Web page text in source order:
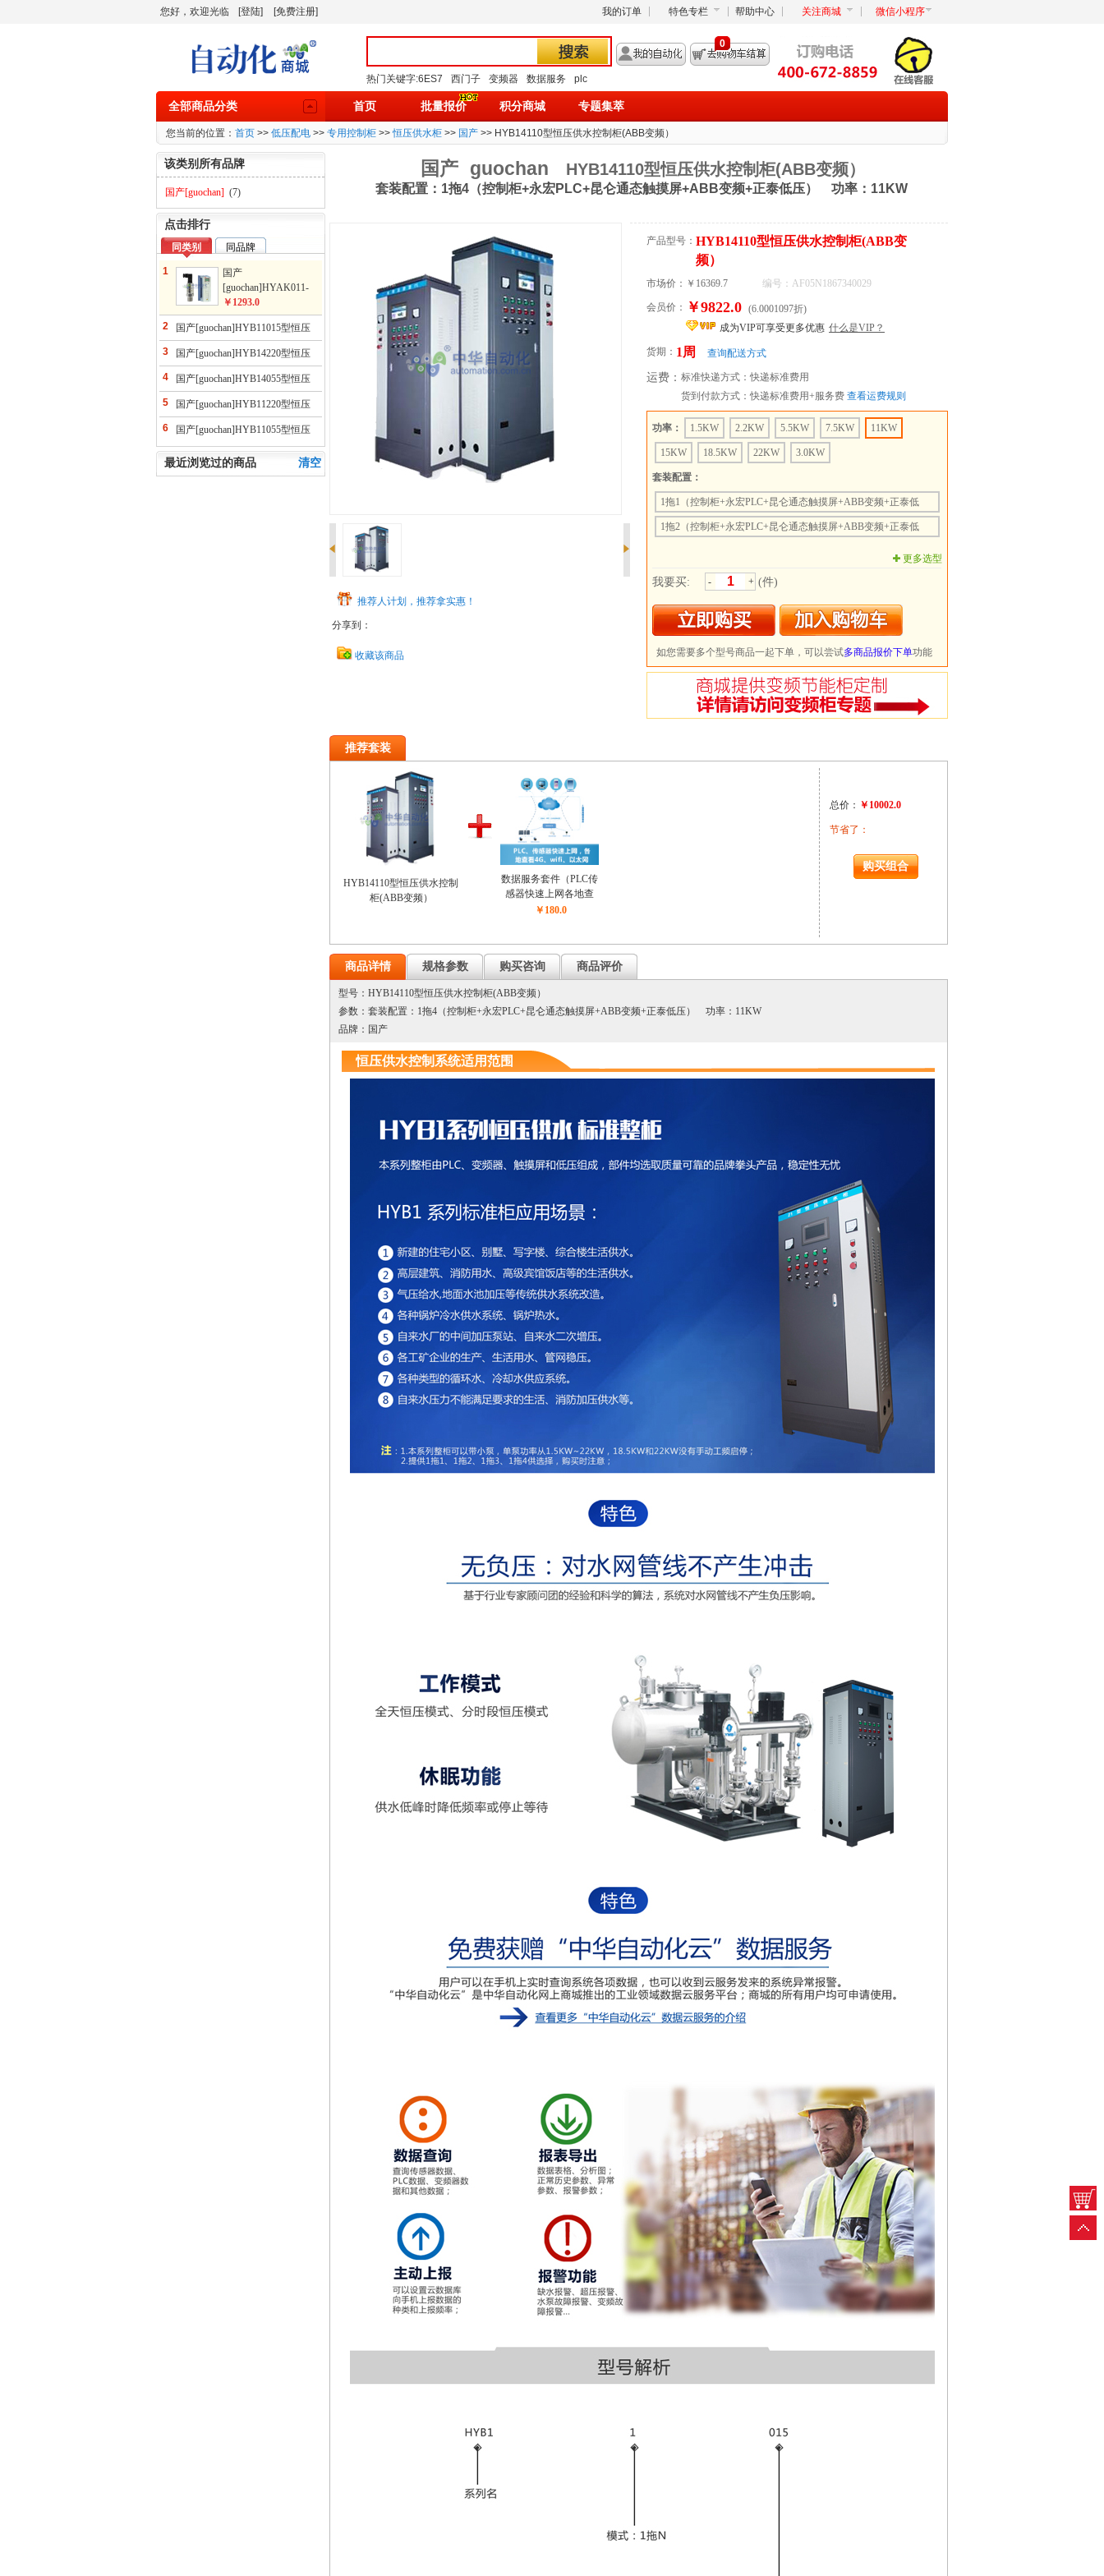
您好，欢迎光临 [登陆] [免费注册] 我的订单 特色专栏 帮助中心 关注商城 微信小程序
热门关键字:6ES7 西门子 变频器 数据服务 plc
0
全部商品分类 首页 批量报价 积分商城 专题集萃
您当前的位置： 首页 >> 低压配电 >> 专用控制柜 >>恒压供水柜 >> 国产 >> HYB14110型恒压供水控制柜(ABB变频）
国产 guochan HYB14110型恒压供水控制柜(ABB变频）
套装配置：1拖4（控制柜+永宏PLC+昆仑通态触摸屏+ABB变频+正泰低压） 功率：11KW
推荐人计划，推荐拿实惠！
分享到：
收藏该商品
产品型号： HYB14110型恒压供水控制柜(ABB变
频）
市场价： ￥16369.7 编号：AF05N1867340029
会员价： ￥9822.0 (6.0001097折)
成为VIP可享受更多优惠 什么是VIP？
货期： 1周 查询配送方式
运费： 标准快递方式：快递标准费用
货到付款方式：快递标准费用+服务费 查看运费规则
功率： 1.5KW 2.2KW 5.5KW 7.5KW 11KW
15KW 18.5KW 22KW 3.0KW
套装配置：
1拖1（控制柜+永宏PLC+昆仑通态触摸屏+ABB变频+正泰低
压）
1拖2（控制柜+永宏PLC+昆仑通态触摸屏+ABB变频+正泰低
1拖3（控制柜+永宏PLC+昆仑通态触摸屏+ABB变频+正泰低
1拖4（控制柜+永宏PLC+昆仑通态触摸屏+ABB变频+正泰低
压）
更多选型
我要买: - + (件)
如您需要多个型号商品一起下单，可以尝试多商品报价下单功能
推荐套装
HYB14110型恒压供水控制
柜(ABB变频）
数据服务套件（PLC传
感器快速上网各地查
看）
￥180.0
总价： ￥10002.0
节省了：
￥6667.7001953125
商品详情 规格参数 购买咨询 商品评价
型号：HYB14110型恒压供水控制柜(ABB变频）
参数：套装配置：1拖4（控制柜+永宏PLC+昆仑通态触摸屏+ABB变频+正泰低压） 功率：11KW
品牌：国产
恒压供水控制系统适用范围
该类别所有品牌
国产[guochan] (7)
点击排行
同类别 同品牌
1
国产
[guochan]HYAK011-
016型高性价比套餐组
合
￥1293.0
2
国产[guochan]HYB11015型恒压
供水控制柜(ABB变频）
3
国产[guochan]HYB14220型恒压
供水控制柜(ABB变频）
4
国产[guochan]HYB14055型恒压
供水控制柜(ABB变频）
5
国产[guochan]HYB11220型恒压
供水控制柜(ABB变频）
6
国产[guochan]HYB11055型恒压
供水控制柜(ABB变频）
清空
最近浏览过的商品